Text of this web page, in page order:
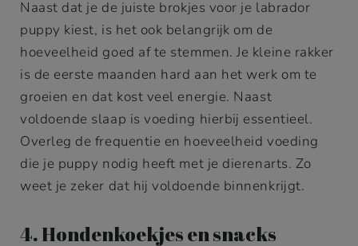
Naast dat je de juiste brokjes voor je labrador
puppy kiest, is het ook belangrijk om de
hoeveelheid goed af te stemmen. Je kleine rakker
is de eerste maanden hard aan het werk om te
groeien en dat kost veel energie. Naast
voldoende slaap is voeding hierbij essentieel.
Overleg de frequentie en hoeveelheid voeding
die je puppy nodig heeft met je dierenarts. Zo
weet je zeker dat hij voldoende binnenkrijgt.
4. Hondenkoekjes en snacks